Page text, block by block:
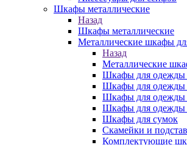
Шкафы металлические
Назад
Шкафы металлические
Металлические шкафы
Назад
Металлические
Шкафы для одежды
Шкафы для одежды
Шкафы для одежды
Шкафы для
Шкафы для сумок
Скамейки и
Комплектующие